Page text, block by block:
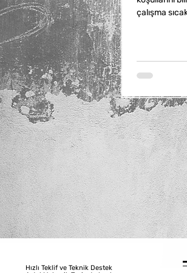
çalışma
Malzeme
Hızlı Teklif ve Teknik Destek